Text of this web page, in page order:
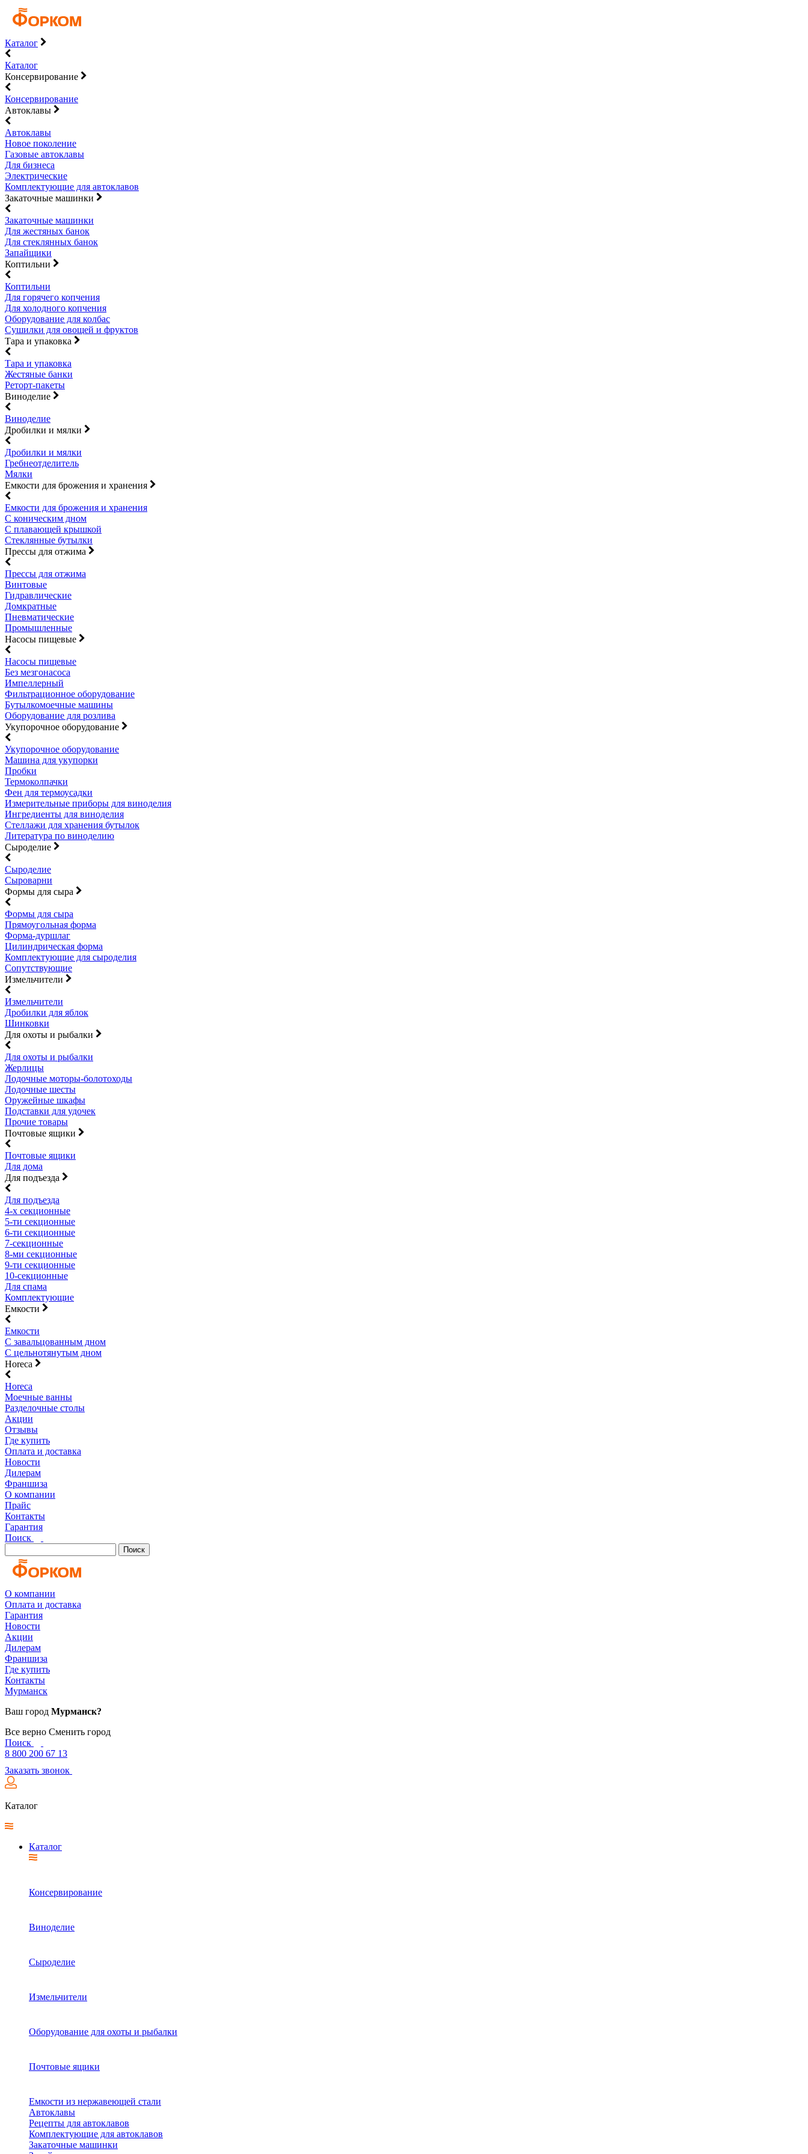
Каталог
Каталог
Консервирование
Консервирование
Автоклавы
Автоклавы
Новое поколение
Газовые автоклавы
Для бизнеса
Электрические
Комплектующие для автоклавов
Закаточные машинки
Закаточные машинки
Для жестяных банок
Для стеклянных банок
Запайщики
Коптильни
Коптильни
Для горячего копчения
Для холодного копчения
Оборудование для колбас
Сушилки для овощей и фруктов
Тара и упаковка
Тара и упаковка
Жестяные банки
Реторт-пакеты
Виноделие
Виноделие
Дробилки и мялки
Дробилки и мялки
Гребнеотделитель
Мялки
Емкости для брожения и хранения
Емкости для брожения и хранения
С коническим дном
С плавающей крышкой
Стеклянные бутылки
Прессы для отжима
Прессы для отжима
Винтовые
Гидравлические
Домкратные
Пневматические
Промышленные
Насосы пищевые
Насосы пищевые
Без мезгонасоса
Импеллерный
Фильтрационное оборудование
Бутылкомоечные машины
Оборудование для розлива
Укупорочное оборудование
Укупорочное оборудование
Машина для укупорки
Пробки
Термоколпачки
Фен для термоусадки
Измерительные приборы для виноделия
Ингредиенты для виноделия
Стеллажи для хранения бутылок
Литература по виноделию
Сыроделие
Сыроделие
Сыроварни
Формы для сыра
Формы для сыра
Прямоугольная форма
Форма-дуршлаг
Цилиндрическая форма
Комплектующие для сыроделия
Сопутствующие
Измельчители
Измельчители
Дробилки для яблок
Шинковки
Для охоты и рыбалки
Для охоты и рыбалки
Жерлицы
Лодочные моторы-болотоходы
Лодочные шесты
Оружейные шкафы
Подставки для удочек
Прочие товары
Почтовые ящики
Почтовые ящики
Для дома
Для подъезда
Для подъезда
4-х секционные
5-ти секционные
6-ти секционные
7-секционные
8-ми секционные
9-ти секционные
10-секционные
Для спама
Комплектующие
Емкости
Емкости
С завальцованным дном
С цельнотянутым дном
Horeca
Horeca
Моечные ванны
Разделочные столы
Акции
Отзывы
Где купить
Оплата и доставка
Новости
Дилерам
Франшиза
О компании
Прайс
Контакты
Гарантия
Поиск
Поиск
О компании
Оплата и доставка
Гарантия
Новости
Акции
Дилерам
Франшиза
Где купить
Контакты
Мурманск
Ваш город Мурманск?
Все верно Сменить город
Поиск
8 800 200 67 13
Заказать звонок
Каталог
Каталог
Консервирование
Виноделие
Сыроделие
Измельчители
Оборудование для охоты и рыбалки
Почтовые ящики
Емкости из нержавеющей стали
Автоклавы
Рецепты для автоклавов
Комплектующие для автоклавов
Закаточные машинки